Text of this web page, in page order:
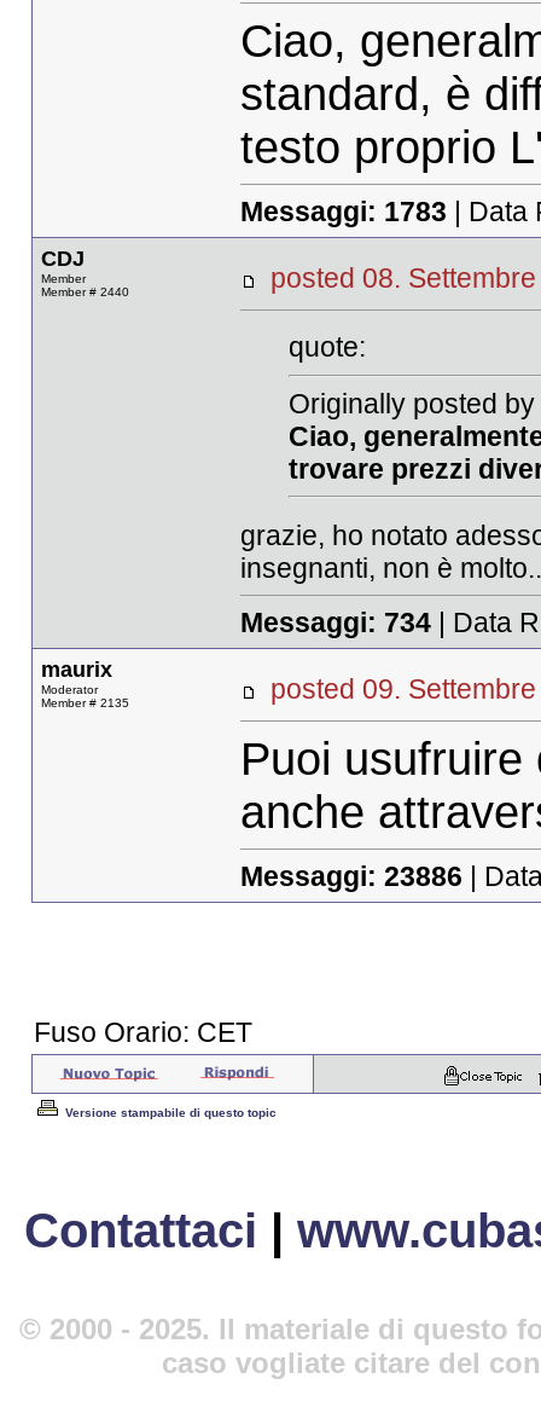
Ciao,
standard, è
testo proprio
Messaggi: 1783 | Data
CDJ
Member
Member # 2440
posted 08.
quote:
Originally posted
Ciao,
trovare prezzi
grazie, ho notato
insegnanti, non è
Messaggi: 734| Data
maurix
Moderator
Member # 2135
posted 09.
Puoi usufruire
anche
Messaggi: 23886 |
Fuso Orario: CET
Versione stampabile di questo topic
Contattaci |
© 2000 - 2025. Il materiale di questo
caso vogliate citare del